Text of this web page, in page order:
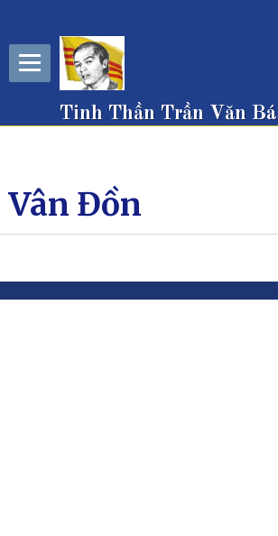
Tinh Thần Trần Văn Bá
Vân Đồn